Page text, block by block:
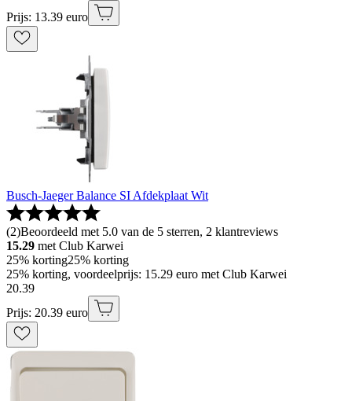
Prijs: 13.39 euro
Busch-Jaeger Balance SI Afdekplaat Wit
(2)Beoordeeld met 5.0 van de 5 sterren, 2 klantreviews
15.29 met Club Karwei
25% korting25% korting
25% korting, voordeelprijs: 15.29 euro met Club Karwei
20.39
Prijs: 20.39 euro